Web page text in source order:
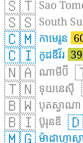
🇸🇹 Sao
🇸🇸 South
🇨🇲 កាមេរូន
🇨🇮 កូដឌីវ័រ 39
🇳🇦 ណាមីប៊ី
🇹🇳 ទុយនេស៊ី
🇧🇼 បុតស្វាណា
🇧🇮 ប៊ូរុនឌី
ម៉ាដាហ្កាស្ក